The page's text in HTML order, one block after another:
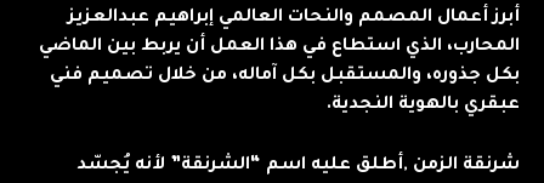
أبرز أعمال المصمم والنحات العالمي إبراهيم عبدالعزيز
المحارب، الذي استطاع في هذا العمل أن يربط بين الماضي
بكل جذوره، والمستقبل بكل آماله، من خلال تصميم فني
عبقري بالهوية النجدية.
شرنقة الزمن ,أطلق عليه اسم “الشرنقة” لأنه يُجسّد